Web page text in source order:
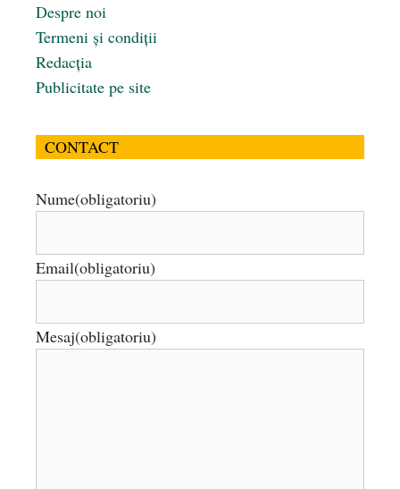
Despre noi
Termeni și condiții
Redacția
Publicitate pe site
CONTACT
Nume(obligatoriu)
Email(obligatoriu)
Mesaj(obligatoriu)